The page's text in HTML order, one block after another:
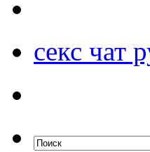
секс чат